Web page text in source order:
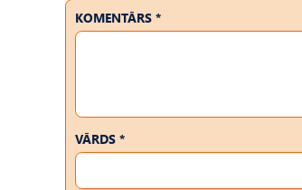
KOMENTĀRS *
VĀRDS *